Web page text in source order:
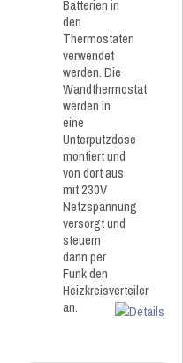
Batterien in
den
Thermostaten
verwendet
werden. Die
Wandthermostat
werden in
eine
Unterputzdose
montiert und
von dort aus
mit 230V
Netzspannung
versorgt und
steuern
dann per
Funk den
Heizkreisverteiler
an.